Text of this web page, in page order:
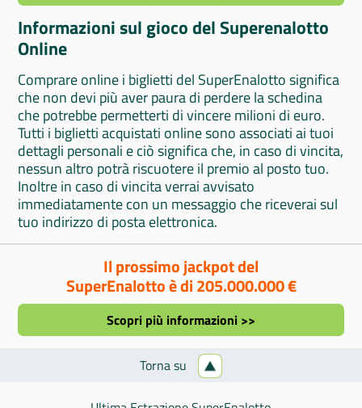
Informazioni sul gioco del Superenalotto
Online
Comprare online i biglietti del SuperEnalotto significa
che non devi più aver paura di perdere la schedina
che potrebbe permetterti di vincere milioni di euro.
Tutti i biglietti acquistati online sono associati ai tuoi
dettagli personali e ciò significa che, in caso di vincita,
nessun altro potrà riscuotere il premio al posto tuo.
Inoltre in caso di vincita verrai avvisato
immediatamente con un messaggio che riceverai sul
tuo indirizzo di posta elettronica.
Il prossimo jackpot del
SuperEnalotto è di 205.000.000 €
Scopri più informazioni >>
Torna su